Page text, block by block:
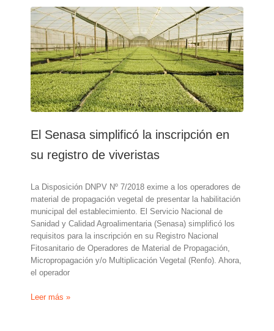
sobre
implementación
del
DTV-
e
para
material
de
vegetal
El Senasa simplificó la inscripción en
su registro de viveristas
La Disposición DNPV Nº 7/2018 exime a los operadores de
material de propagación vegetal de presentar la habilitación
municipal del establecimiento. El Servicio Nacional de
Sanidad y Calidad Agroalimentaria (Senasa) simplificó los
requisitos para la inscripción en su Registro Nacional
Fitosanitario de Operadores de Material de Propagación,
Micropropagación y/o Multiplicación Vegetal (Renfo). Ahora,
el operador
El
Leer más »